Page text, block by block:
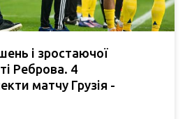
і зростаючої
Реброва. 4
матчу Грузія -